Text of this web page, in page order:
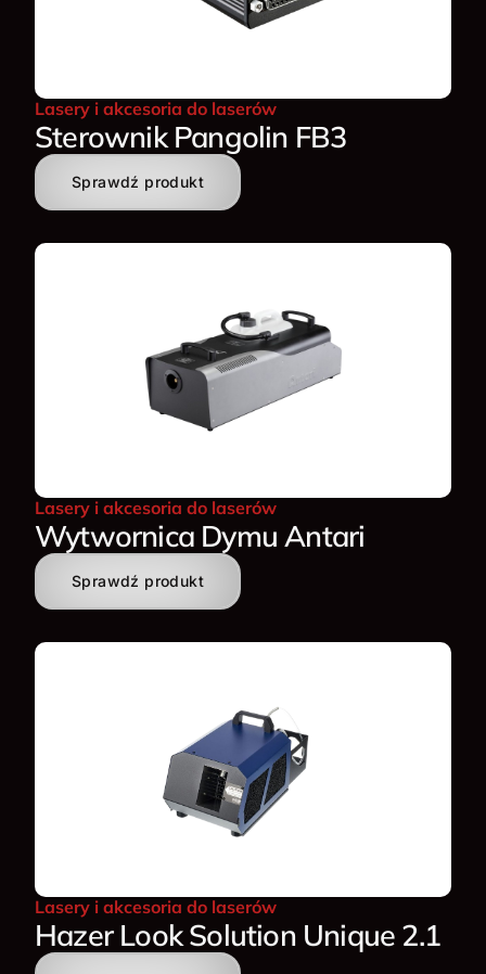
Lasery i akcesoria do laserów
Sterownik Pangolin FB3
Sprawdź produkt
Lasery i akcesoria do laserów
Wytwornica Dymu Antari
Sprawdź produkt
Lasery i akcesoria do laserów
Hazer Look Solution Unique 2.1